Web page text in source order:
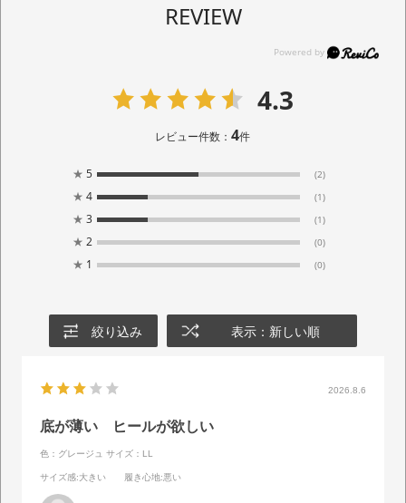
REVIEW
4.3
レビュー件数：4件
★ 5 (2)
★ 4 (1)
★ 3 (1)
★ 2 (0)
★ 1 (0)
絞り込み 表示：新しい順
2026.8.6
底が薄い ヒールが欲しい
色：グレージュ サイズ：LL
サイズ感:大きい 履き心地:悪い